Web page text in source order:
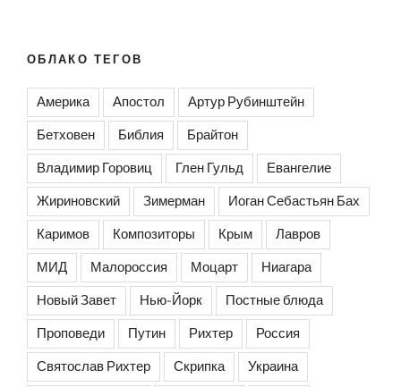
ОБЛАКО ТЕГОВ
Америка Апостол Артур Рубинштейн
Бетховен Библия Брайтон
Владимир Горовиц Глен Гульд Евангелие
Жириновский Зимерман Иоган Себастьян Бах
Каримов Композиторы Крым Лавров
МИД Малороссия Моцарт Ниагара
Новый Завет Нью-Йорк Постные блюда
Проповеди Путин Рихтер Россия
Святослав Рихтер Скрипка Украина